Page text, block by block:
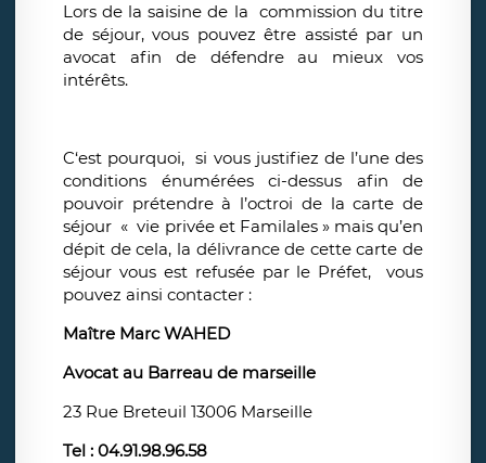
Lors de la saisine de la commission du titre
de séjour, vous pouvez être assisté par un
avocat afin de défendre au mieux vos
intérêts.
C‘est pourquoi, si vous justifiez de l’une des
conditions énumérées ci-dessus afin de
pouvoir prétendre à l’octroi de la carte de
séjour « vie privée et Familales » mais qu’en
dépit de cela, la délivrance de cette carte de
séjour vous est refusée par le Préfet, vous
pouvez ainsi contacter :
Maître Marc WAHED
Avocat au Barreau de marseille
23 Rue Breteuil 13006 Marseille
Tel : 04.91.98.96.58